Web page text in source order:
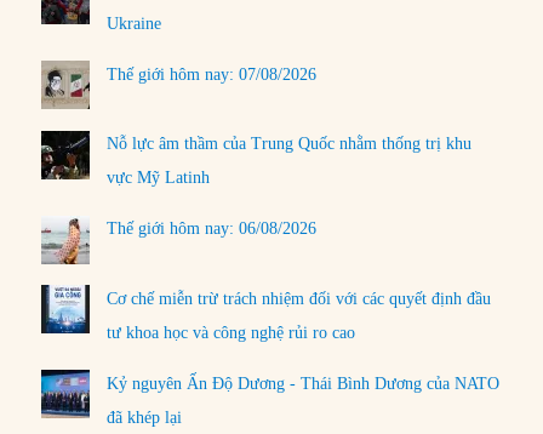
Ukraine
Thế giới hôm nay: 07/08/2026
Nỗ lực âm thầm của Trung Quốc nhằm thống trị khu
vực Mỹ Latinh
Thế giới hôm nay: 06/08/2026
Cơ chế miễn trừ trách nhiệm đối với các quyết định đầu
tư khoa học và công nghệ rủi ro cao
Kỷ nguyên Ấn Độ Dương - Thái Bình Dương của NATO
đã khép lại